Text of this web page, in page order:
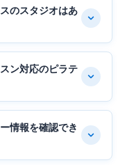
のスタジオはあ
ン対応のピラテ
情報を確認でき